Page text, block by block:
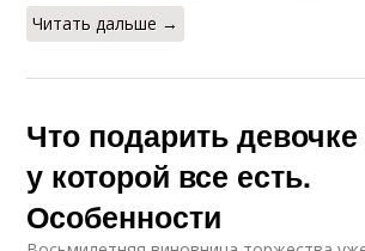
Читать дальше →
Что подарить
у которой все есть.
Особенности